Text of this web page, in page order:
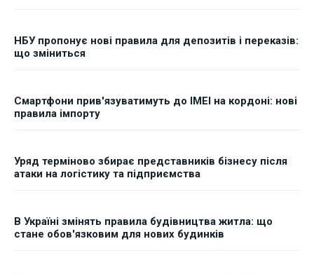
НБУ пропонує нові правила для депозитів і переказів:
що зміниться
Смартфони прив'язуватимуть до IMEI на кордоні: нові
правила імпорту
Уряд терміново збирає представників бізнесу після
атаки на логістику та підприємства
В Україні змінять правила будівництва житла: що
стане обов'язковим для нових будинків